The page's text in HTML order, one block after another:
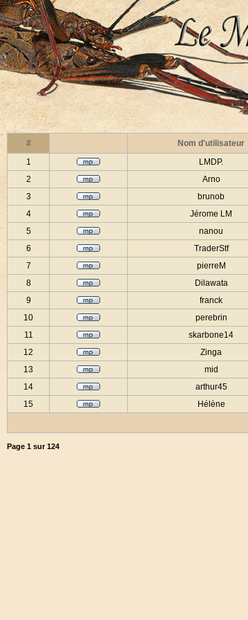
# Nom d'utilisateur
1
LMDP.
2
Arno
3
brunob
4
Jérome LM
5
nanou
6
TraderStf
7
pierreM
8
Dilawata
9
franck
10
perebrin
11
skarbone14
12
Zinga
13
mid
14
arthur45
15
Hélène
Page 1 sur124